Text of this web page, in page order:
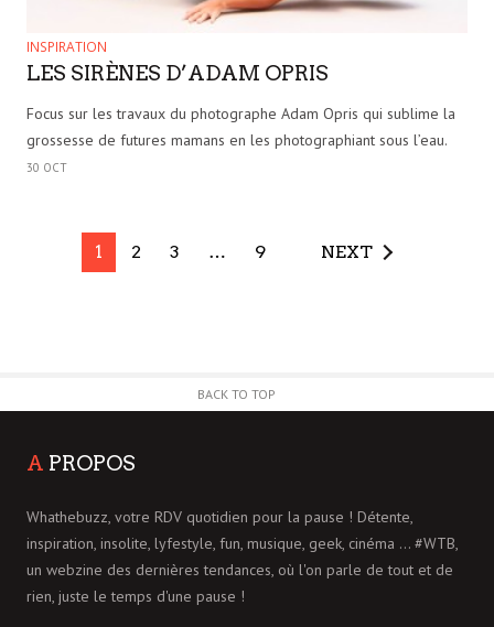
INSPIRATION
LES SIRÈNES D’ADAM OPRIS
Focus sur les travaux du photographe Adam Opris qui sublime la
grossesse de futures mamans en les photographiant sous l’eau.
30 OCT
1 2 3 … 9 NEXT
BACK TO TOP
A PROPOS
Whathebuzz, votre RDV quotidien pour la pause ! Détente,
inspiration, insolite, lyfestyle, fun, musique, geek, cinéma ... #WTB,
un webzine des dernières tendances, où l'on parle de tout et de
rien, juste le temps d'une pause !